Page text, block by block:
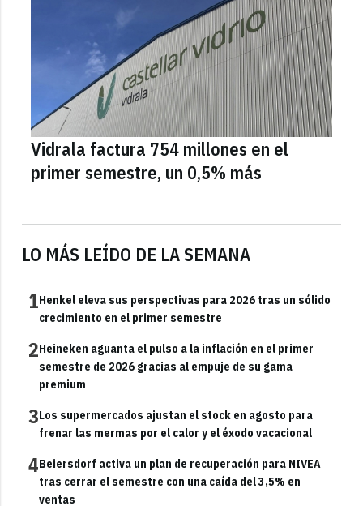
LO MÁS LEÍDO DE LA SEMANA
1Henkel eleva sus perspectivas para 2026 tras un sólido
crecimiento en el primer semestre
2Heineken aguanta el pulso a la inflación en el primer
semestre de 2026 gracias al empuje de su gama
premium
3Los supermercados ajustan el stock en agosto para
frenar las mermas por el calor y el éxodo vacacional
4Beiersdorf activa un plan de recuperación para NIVEA
tras cerrar el semestre con una caída del 3,5% en
ventas
Vidrala factura 754 millones en el
primer semestre, un 0,5% más